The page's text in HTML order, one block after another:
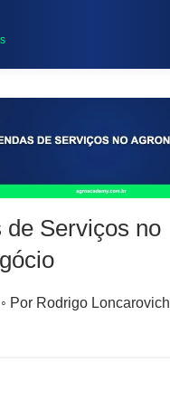
de Serviços no
◦ Por Rodrigo Loncarovich